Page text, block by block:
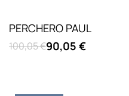
PERCHERO PAUL
100,05 €90,05 €